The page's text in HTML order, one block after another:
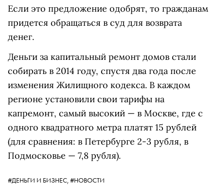
Если это предложение одобрят, то гражданам
придется обращаться в суд для возврата
денег.
Деньги за капитальный ремонт домов стали
собирать в 2014 году, спустя два года после
изменения Жилищного кодекса. В каждом
регионе установили свои тарифы на
капремонт, самый высокий — в Москве, где с
одного квадратного метра платят 15 рублей
(для сравнения: в Петербурге 2-3 рубля, в
Подмосковье — 7,8 рубля).
#ДЕНЬГИ И БИЗНЕС, #НОВОСТИ